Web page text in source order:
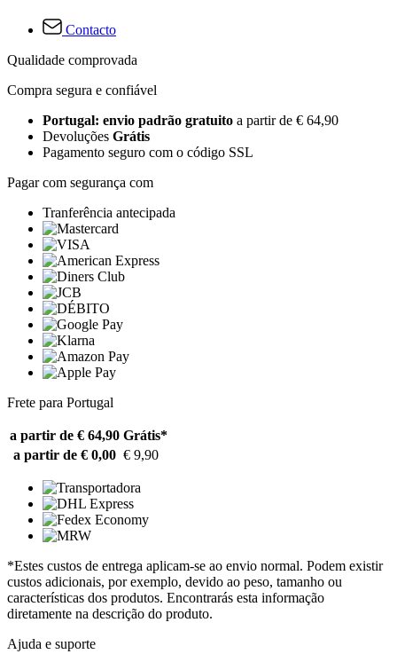
Contacto
Qualidade comprovada
Compra segura e confiável
Portugal: envio padrão gratuito a partir de € 64,90
Devoluções Grátis
Pagamento seguro com o código SSL
Pagar com segurança com
Tranferência antecipada
Frete para Portugal
a partir de € 64,90 Grátis*
a partir de € 0,00 € 9,90
*Estes custos de entrega aplicam-se ao envio normal. Podem existir
custos adicionais, por exemplo, devido ao peso, tamanho ou
características dos produtos. Encontrarás esta informação
diretamente na descrição do produto.
Ajuda e suporte